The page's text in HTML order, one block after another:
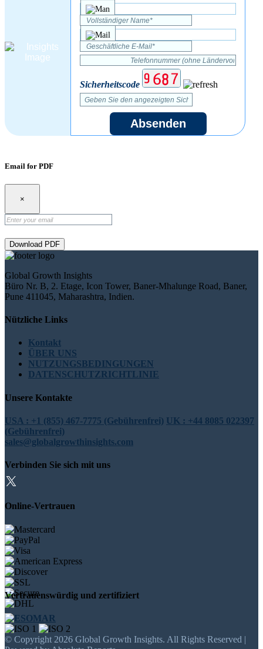
Sicherheitscode
Absenden
Email for PDF
×
Download PDF
Global Growth Insights
Büro Nr. B, 2. Etage, Icon Tower, Baner-Mhalunge Road, Baner,
Pune 411045, Maharashtra, Indien.
Nützliche Links
Kontakt
ÜBER UNS
NUTZUNGSBEDINGUNGEN
DATENSCHUTZRICHTLINIE
Unsere Kontakte
USA : +1 (855) 467-7775 (Gebührenfrei) UK : +44 8085 022397
(Gebührenfrei)
sales@globalgrowthinsights.com
Verbinden Sie sich mit uns
Online-Vertrauen
Vertrauenswürdig und zertifiziert
© Copyright 2026 Global Growth Insights. All Rights Reserved |